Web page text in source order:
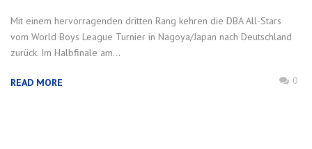
Mit einem hervorragenden dritten Rang kehren die DBA All-Stars
vom World Boys League Turnier in Nagoya/Japan nach Deutschland
zurück. Im Halbfinale am...
READ MORE 0